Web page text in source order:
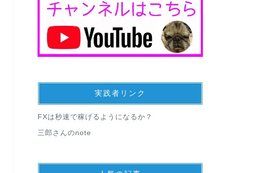
実践者リンク
FXは秒速で稼げるようになるか？
三郎さんのnote